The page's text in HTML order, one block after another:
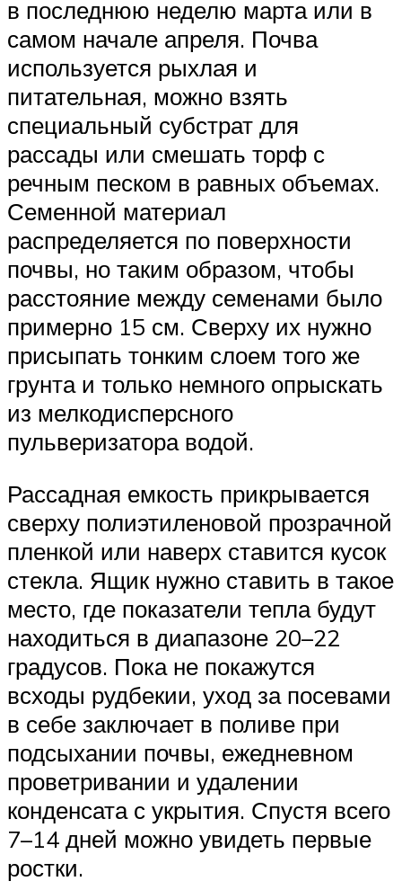
в последнюю неделю марта или в
самом начале апреля. Почва
используется рыхлая и
питательная, можно взять
специальный субстрат для
рассады или смешать торф с
речным песком в равных объемах.
Семенной материал
распределяется по поверхности
почвы, но таким образом, чтобы
расстояние между семенами было
примерно 15 см. Сверху их нужно
присыпать тонким слоем того же
грунта и только немного опрыскать
из мелкодисперсного
пульверизатора водой.
Рассадная емкость прикрывается
сверху полиэтиленовой прозрачной
пленкой или наверх ставится кусок
стекла. Ящик нужно ставить в такое
место, где показатели тепла будут
находиться в диапазоне 20–22
градусов. Пока не покажутся
всходы рудбекии, уход за посевами
в себе заключает в поливе при
подсыхании почвы, ежедневном
проветривании и удалении
конденсата с укрытия. Спустя всего
7–14 дней можно увидеть первые
ростки.